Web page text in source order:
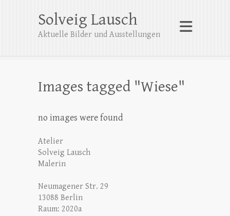
Solveig Lausch
Aktuelle Bilder und Ausstellungen
Images tagged "Wiese"
no images were found
Atelier
Solveig Lausch
Malerin
Neumagener Str. 29
13088 Berlin
Raum: 2020a